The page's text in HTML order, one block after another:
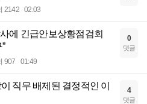
2142 02:03
에 긴급안보상황점검회
907 01:49
0
댓글
직무 배제된 결정적인 이
4
댓글